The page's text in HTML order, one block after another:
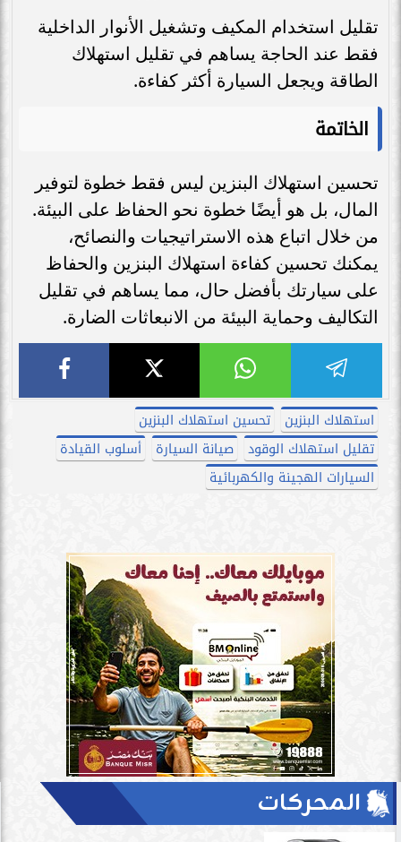
تقليل استخدام المكيف وتشغيل الأنوار الداخلية
فقط عند الحاجة يساهم في تقليل استهلاك
الطاقة ويجعل السيارة أكثر كفاءة.
الخاتمة
تحسين استهلاك البنزين ليس فقط خطوة لتوفير
المال، بل هو أيضًا خطوة نحو الحفاظ على البيئة.
من خلال اتباع هذه الاستراتيجيات والنصائح،
يمكنك تحسين كفاءة استهلاك البنزين والحفاظ
على سيارتك بأفضل حال، مما يساهم في تقليل
التكاليف وحماية البيئة من الانبعاثات الضارة.
استهلاك البنزين
تحسين استهلاك البنزين
تقليل استهلاك الوقود
صيانة السيارة
أسلوب القيادة
السيارات الهجينة والكهربائية
المحركات